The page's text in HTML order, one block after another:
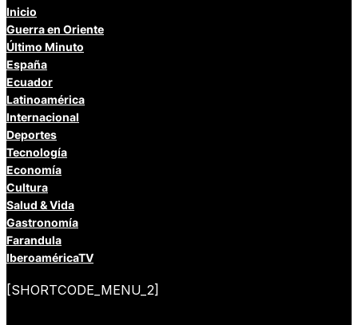
Inicio
Guerra en Oriente
Último Minuto
España
Ecuador
Latinoamérica
Internacional
Deportes
Tecnología
Economía
Cultura
Salud & Vida
Gastronomía
Farandula
IberoaméricaTV
[SHORTCODE_MENU_2]